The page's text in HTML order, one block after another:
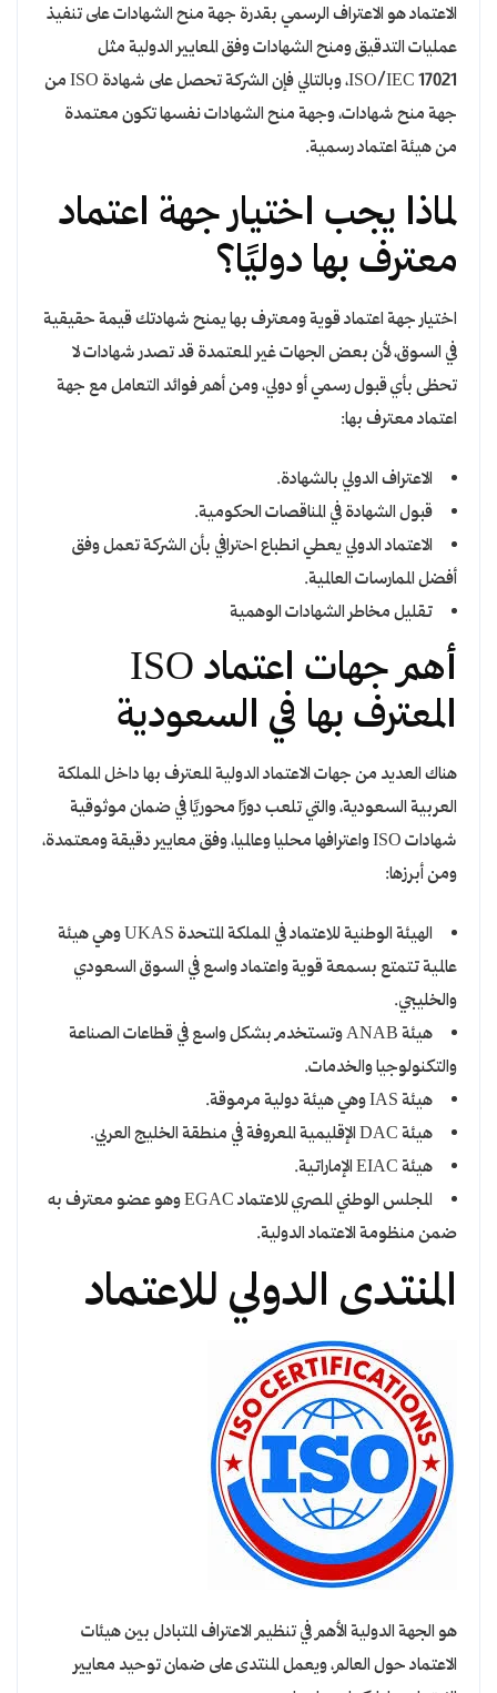
الاعتماد هو الاعتراف الرسمي بقدرة جهة منح الشهادات على تنفيذ
عمليات التدقيق ومنح الشهادات وفق المعايير الدولية مثل
ISO/IEC 17021، وبالتالي فإن الشركة تحصل على شهادة ISO من
جهة منح شهادات، وجهة منح الشهادات نفسها تكون معتمدة
من هيئة اعتماد رسمية.
لماذا يجب اختيار جهة اعتماد
معترف بها دوليًا؟
اختيار جهة اعتماد قوية ومعترف بها يمنح شهادتك قيمة حقيقية
في السوق، لأن بعض الجهات غير المعتمدة قد تصدر شهادات لا
تحظى بأي قبول رسمي أو دولي، ومن أهم فوائد التعامل مع جهة
اعتماد معترف بها:
الاعتراف الدولي بالشهادة.
قبول الشهادة في المناقصات الحكومية.
الاعتماد الدولي يعطي انطباع احترافي بأن الشركة تعمل وفق
أفضل الممارسات العالمية.
تقليل مخاطر الشهادات الوهمية
أهم جهات اعتماد ISO
المعترف بها في السعودية
هناك العديد من جهات الاعتماد الدولية المعترف بها داخل المملكة
العربية السعودية، والتي تلعب دورًا محوريًا في ضمان موثوقية
شهادات ISO واعترافها محليا وعالميا، وفق معايير دقيقة ومعتمدة،
ومن أبرزها:
الهيئة الوطنية للاعتماد في المملكة المتحدة UKAS وهي هيئة
عالمية تتمتع بسمعة قوية واعتماد واسع في السوق السعودي
والخليجي.
هيئة ANAB وتستخدم بشكل واسع في قطاعات الصناعة
والتكنولوجيا والخدمات.
هيئة IAS وهي هيئة دولية مرموقة.
هيئة DAC الإقليمية المعروفة في منطقة الخليج العربي.
هيئة EIAC الإماراتية.
المجلس الوطني المصري للاعتماد EGAC وهو عضو معترف به
ضمن منظومة الاعتماد الدولية.
المنتدى الدولي للاعتماد
هو الجهة الدولية الأهم في تنظيم الاعتراف المتبادل بين هيئات
الاعتماد حول العالم، ويعمل المنتدى على ضمان توحيد معايير